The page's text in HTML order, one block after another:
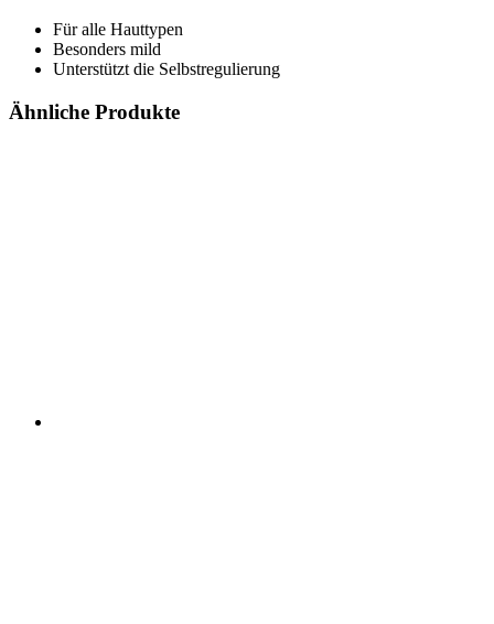
Für alle Hauttypen
Besonders mild
Unterstützt die Selbstregulierung
Ähnliche Produkte